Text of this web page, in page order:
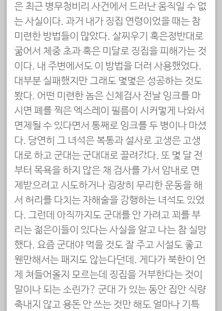
은 최근 병무청비리 사건에서 드러난 움직일 수 없
는 사실이다. 과거 내가 징집 연령이었을 때는 참
미련한 방법들이 많았다. 살찌우기 혹은정반대로
굶어서 체중 초과 혹은 미달로 징집을 피해가는 것
이다. 내 주변에서도 이 방법을 더러 사용했었다.
대부분 실패했지만 그래도 몇몇은 성공하는 것도
봤다. 어떤 미련한 놈은 신체검사 전날 잉크를 마
시면 폐를 찍은 엑스레이 필름이 시커멓게 나와서
면제될 수 있다면서 통째로 잉크를 두 병이나 마셨
다. 당연히 그 녀석은 복통과 설사로 고생은 고생
대로 하고 군대는 군대대로 끌려갔다. 또 몇 달 전
부터 목욕을 하지 않은 채 검사를 가서 암내로 면
제받으려고 시도하거나 굉장히 무리한 운동을 해
서 허리를 다치는 자해술을 강행하는 녀석도 있었
다. 그런데 아직까지도 군대를 안 가려고 꾀를 부
리는 젊은이들이 있다는 사실을 알고 나는 참 실망
했다. 요즘 군대야 먹을 것도 잘 주고 시설도 좋고
웬만해서는 패지도 않는다던데. 게다가 북한이 언
제 쳐들어올지 모르는데 징집을 거부한다는 것이
말이나 되는 소린가? 군대 가 있는 동안 집안 식량
축내지 않고 용돈 안 쓰는 것만 해도 얼마나 기특